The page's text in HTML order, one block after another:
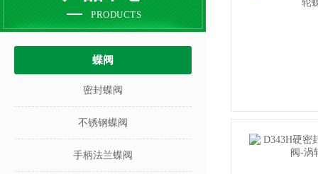
PRODUCTS
蝶阀
密封蝶阀
不锈钢蝶阀
手柄法兰蝶阀